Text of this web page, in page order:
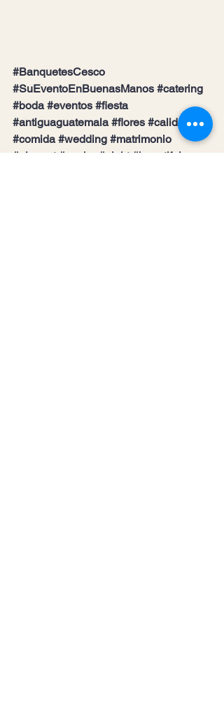
#BanquetesCesco
#SuEventoEnBuenasManos #catering
#boda #eventos #fiesta
#antiguaguatemala #flores #calidad
#comida #wedding #matrimonio
#elegant #noche #night #beautiful